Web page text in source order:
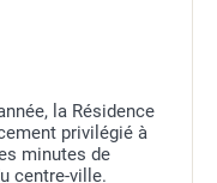
la Résidence
privilégié à
minutes de
centre-ville.